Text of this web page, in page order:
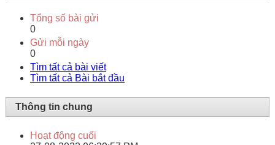
Tổng số bài gửi
0
Gửi mỗi ngày
0
Tìm tất cả bài viết
Tìm tất cả Bài bắt đầu
Thông tin chung
Hoạt động cuối